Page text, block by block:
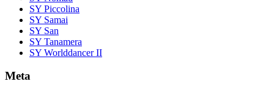
SY Piccolina
SY Samai
SY San
SY Tanamera
SY Worlddancer II
Meta